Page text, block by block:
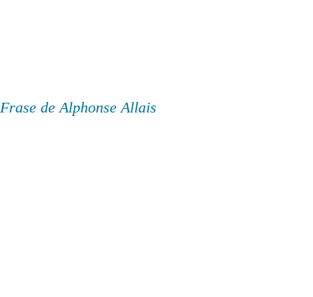
Frase de Alphonse Allais